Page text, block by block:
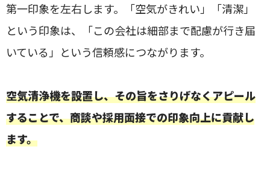
第一印象を左右します。「空気がきれい」「清潔」
という印象は、「この会社は細部まで配慮が行き届
いている」という信頼感につながります。
空気清浄機を設置し、その旨をさりげなくアピール
することで、商談や採用面接での印象向上に貢献し
ます。